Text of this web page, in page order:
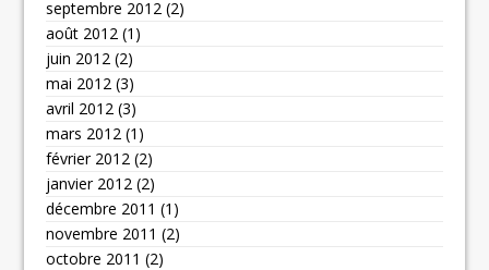
septembre 2012 (2)
août 2012 (1)
juin 2012 (2)
mai 2012 (3)
avril 2012 (3)
mars 2012 (1)
février 2012 (2)
janvier 2012 (2)
décembre 2011 (1)
novembre 2011 (2)
octobre 2011 (2)